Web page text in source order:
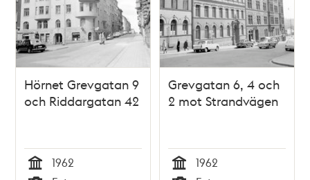
Hörnet Grevgatan 9
och Riddargatan 42
1962
Grevgatan 6, 4 och
2 mot Strandvägen
1962